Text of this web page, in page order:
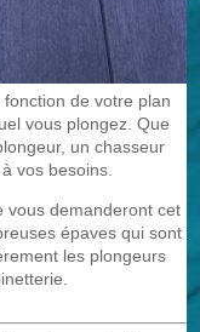
de votre plan
vous plongez. Que
un chasseur
vos besoins.
vous demanderont cet
épaves qui sont
les plongeurs